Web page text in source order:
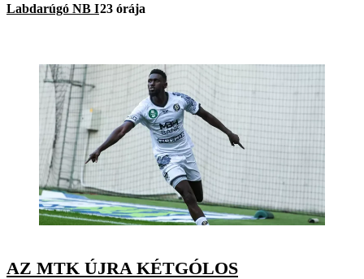
Labdarúgó NB I23 órája
AZ MTK ÚJRA KÉTGÓLOS